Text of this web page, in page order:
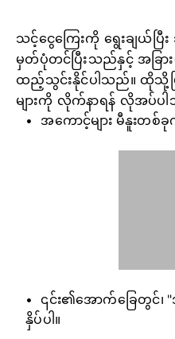
သင့်ငွေကြေးကို ရွေးချယ်
မှတ်ပုံတင်ပြီးသည်နှင့် အခ
ထည့်သွင်းနိုင်ပါသည်။ ထိုသို့
များကို လိုက်နာရန် လိုအပ်ပ
အကောင့်များ မီနူးတစ်ခု
၎င်း၏အောက်ခြေတွင်
နှိပ်ပါ။